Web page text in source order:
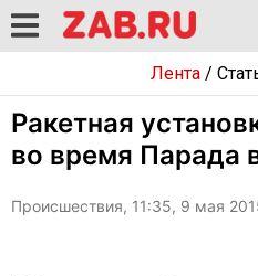
Лента/
Ракетная
во время Парада
Происшествия, 11:35, 9 мая